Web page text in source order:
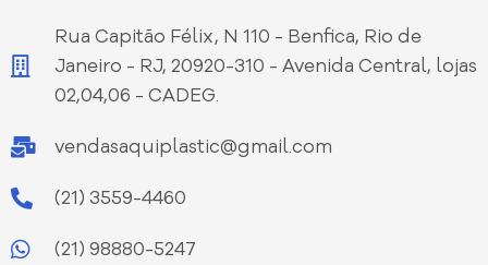
Rua Capitão Félix, N 110 - Benfica, Rio de
Janeiro - RJ, 20920-310 - Avenida Central, lojas
02,04,06 - CADEG.
vendasaquiplastic@gmail.com
(21) 3559-4460
(21) 98880-5247